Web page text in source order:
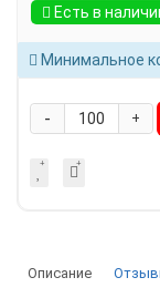
Есть в
Минимальное
+
-
Описание